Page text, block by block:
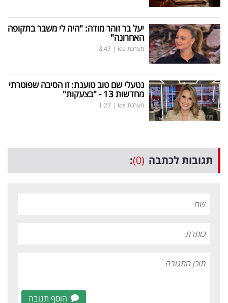
יעל בר זוהר מודה: "היה לי משבר בתקופה
האחרונה"
מערכת ice |
3:47
נטעלי שם טוב טוענת: זו הסיבה שפוטרתי
מחדשות 13 - "בצעקות"
מערכת ice |
1:27
תגובות לכתבה (0)
:
הוסף תגובה